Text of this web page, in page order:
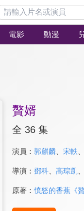
電影 動漫
贅婿
全 36 集
演員： 郭麒麟、 宋軼
導演： 鄧科、 高琮凱
原著：憤怒的香蕉《贅